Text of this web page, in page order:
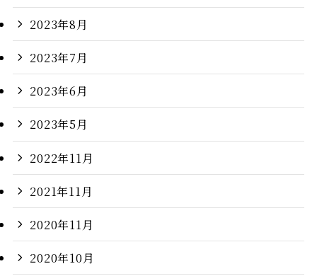
2023年8月
2023年7月
2023年6月
2023年5月
2022年11月
2021年11月
2020年11月
2020年10月